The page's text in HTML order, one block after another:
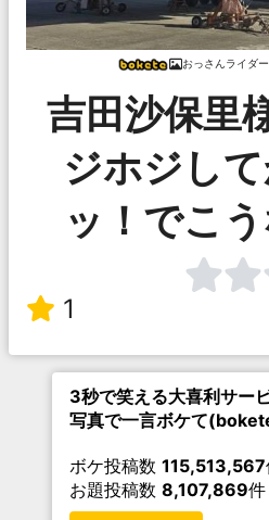
おっさんライダー
吉田沙保
ジホジし
ッ！でこう
1
3秒で笑える大喜利サー
写真で一言ボケて
ボケ投稿数 115,513,567
お題投稿数 8,107,869件